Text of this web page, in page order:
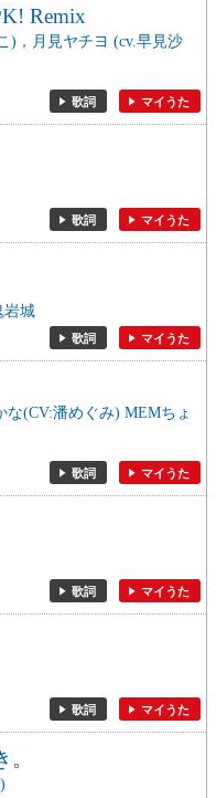
Remix
)，月見ヤチヨ (cv.早見沙
歌詞 マイうた
歌詞 マイうた
岩城
歌詞 マイうた
(CV:潘めぐみ) MEMちょ
歌詞 マイうた
歌詞 マイうた
歌詞 マイうた